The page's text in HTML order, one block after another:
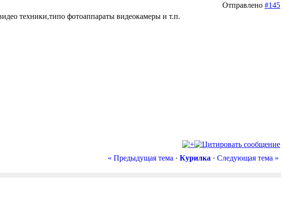
Отправлено #145
техники,типо фотоаппараты видеокамеры и т.п.
« Предыдущая тема · Курилка · Следующая тема »